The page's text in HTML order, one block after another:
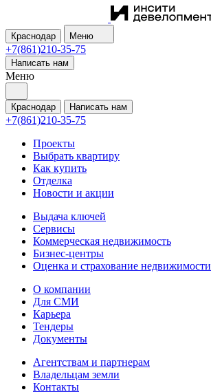
Краснодар Меню
+7(861)210-35-75
Написать нам
Меню
Краснодар Написать нам
+7(861)210-35-75
Проекты
Выбрать квартиру
Как купить
Отделка
Новости и акции
Выдача ключей
Сервисы
Коммерческая недвижимость
Бизнес-центры
Оценка и страхование недвижимости
О компании
Для СМИ
Карьера
Тендеры
Документы
Агентствам и партнерам
Владельцам земли
Контакты